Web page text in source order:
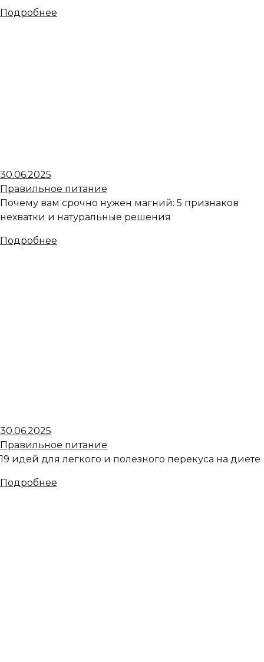
Подробнее
30.06.2025
Правильное питание
Почему вам срочно нужен магний: 5 признаков
нехватки и натуральные решения
Подробнее
30.06.2025
Правильное питание
19 идей для легкого и полезного перекуса на диете
Подробнее